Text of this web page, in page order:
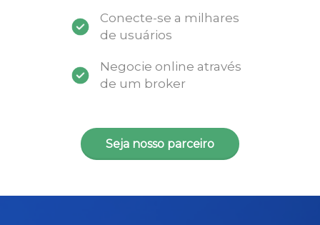
Conecte-se a milhares
de usuários
Negocie online através
de um broker
Seja nosso parceiro